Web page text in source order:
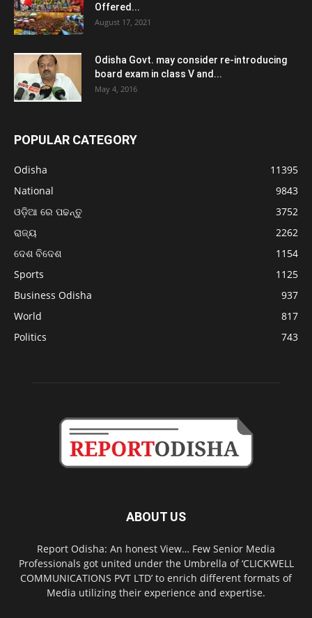
Offered...
August 17, 2021
Odisha Govt. may consider re-introducing
board exam in class V and...
May 4, 2016
POPULAR CATEGORY
Odisha
11395
National
9843
ଓଡ଼ିଆ ରେ ପଢନ୍ତୁ
3752
ରାଜ୍ୟ
2262
ଦେଶ ବିଦେଶ
1154
Sports
1125
Business Odisha
937
World
817
Politics
743
ABOUT US
Report Odisha: An honest View… Few Senior Media
Professionals got united under the Umbrella of ‘CLICKWELL
COMMUNICATIONS PVT LTD’ to enrich different formats of
Media utilizing their experience and expertise.